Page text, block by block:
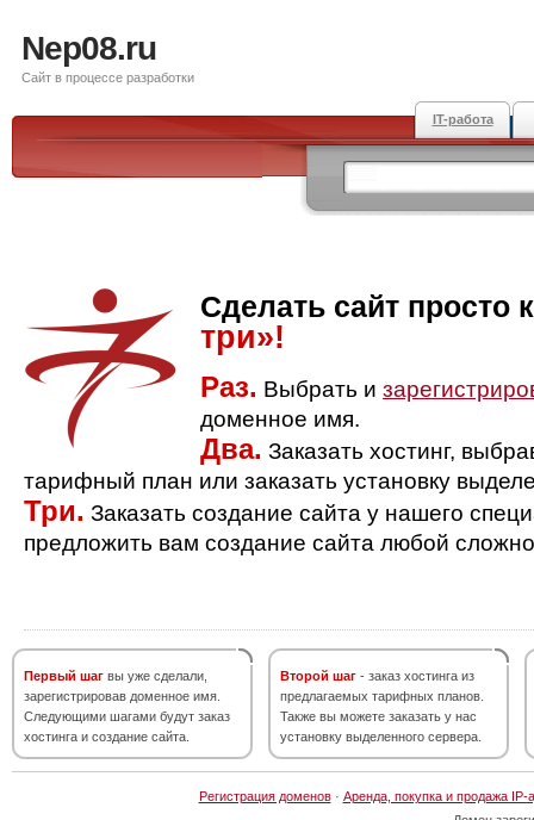
Nep08.ru
Сайт в процессе разработки
IT-работа
Сделать сайт просто
три»!
Раз. Выбрать и
доменное имя.
Два. Заказать хостинг,
тарифный план или заказать установку
Три. Заказать создание сайта у нашего
предложить вам создание сайта любой
Первый шаг вы уже сделали,
зарегистрировав доменное имя.
Следующими шагами будут заказ
хостинга и создание сайта.
Второй шаг - заказ хостинга из
предлагаемых тарифных планов.
Также вы можете заказать у нас
установку выделенного сервера.
Регистрация доменов· Аренда, покупка и продажа IP-